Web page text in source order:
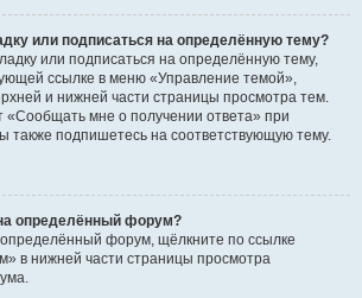
или подписаться на определённую тему?
или подписаться на определённую тему,
ссылке в меню «Управление темой»,
и нижней части страницы просмотра тем.
«Сообщать мне о получении ответа» при
также подпишетесь на соответствующую тему.
определённый форум?
форум, щёлкните по ссылке
в нижней части страницы просмотра